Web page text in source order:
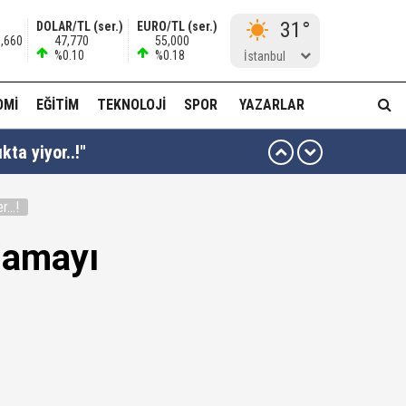
DOLAR/TL (ser.)
47,770
%0.10
EURO/TL (ser.)
55,000
%0.18
31°
İstanbul
EĞITIM TEKNOLOJI SPOR YAZARLAR
yiyor..!"
kararı...
dikkat çekti!